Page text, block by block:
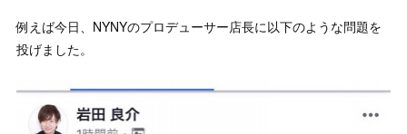
例えば今日、NYNYのプロデューサー店長に以下のような問題を
投げました。